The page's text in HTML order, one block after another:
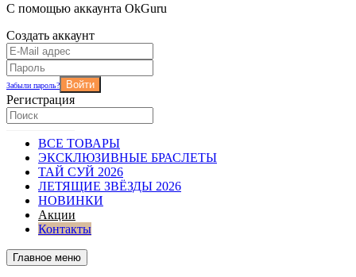
С помощью аккаунта OkGuru
Создать аккаунт
Забыли пароль? Войти
Регистрация
ВСЕ ТОВАРЫ
ЭКСКЛЮЗИВНЫЕ БРАСЛЕТЫ
ТАЙ СУЙ 2026
ЛЕТЯЩИЕ ЗВЁЗДЫ 2026
НОВИНКИ
Акции
Контакты
Главное меню